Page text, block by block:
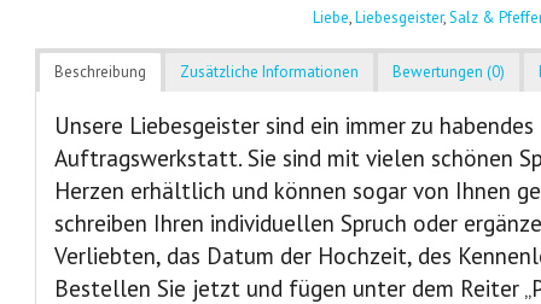
Liebe,Liebesgeister,Salz &
Beschreibung Zusätzliche Informationen Bewertungen (0)
Unsere Liebesgeister sind ein immer zu
Auftragswerkstatt. Sie sind mit vielen schönen
Herzen erhältlich und können sogar von Ihnen
schreiben Ihren individuellen Spruch oder
Verliebten, das Datum der Hochzeit, des
Bestellen Sie jetzt und fügen unter dem Reiter